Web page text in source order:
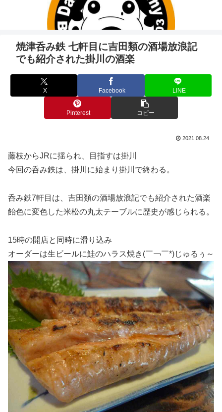
焼津呑み鉄 七軒目に吉田類の酒場放浪記
でも紹介された掛川の酒楽
X Facebook LINE
Pinterest コピー
2021.08.24
藤枝からJRに揺られ、目指すは掛川
今回の呑み鉄は、掛川に始まり掛川で終わる。
呑み鉄7軒目は、吉田類の酒場放浪記でも紹介された酒楽
飴色に変色した米松の丸太テーブルに歴史が感じられる。
15時の開店と同時に滑り込み
オーダーは生ビールに鮭のハラス焼き(￣￢￣*)じゅるぅ～